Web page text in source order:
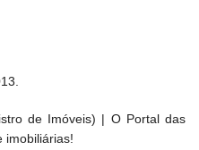
de Imóveis) | O Portal das
imobiliárias!